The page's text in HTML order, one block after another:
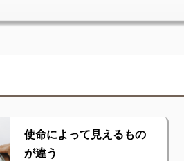
使命によって見えるもの
が違う